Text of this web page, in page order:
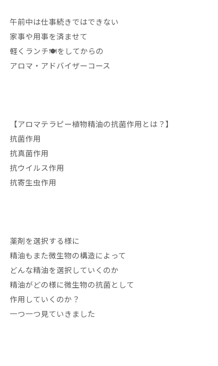
午前中は仕事続きではできない
家事や用事を済ませて
軽くランチ🍽️をしてからの
アロマ・アドバイザーコース
【アロマテラピー植物精油の抗菌作用とは？】
抗菌作用
抗真菌作用
抗ウイルス作用
抗寄生虫作用
薬剤を選択する様に
精油もまた微生物の構造によって
どんな精油を選択していくのか
精油がどの様に微生物の抗菌として
作用していくのか？
一つ一つ見ていきました